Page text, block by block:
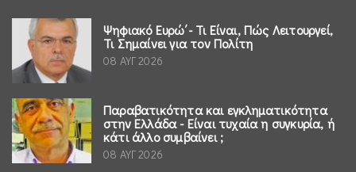
Ψηφιακό Ευρώ΄- Τι Είναι, Πώς Λειτουργεί,
Τι Σημαίνει για τον Πολίτη
08 ΑΥΓ 2026
Παραβατικότητα και εγκληματικότητα
στην Ελλάδα - Είναι τυχαία η συγκυρία, ή
κάτι άλλο συμβαίνει ;
08 ΑΥΓ 2026